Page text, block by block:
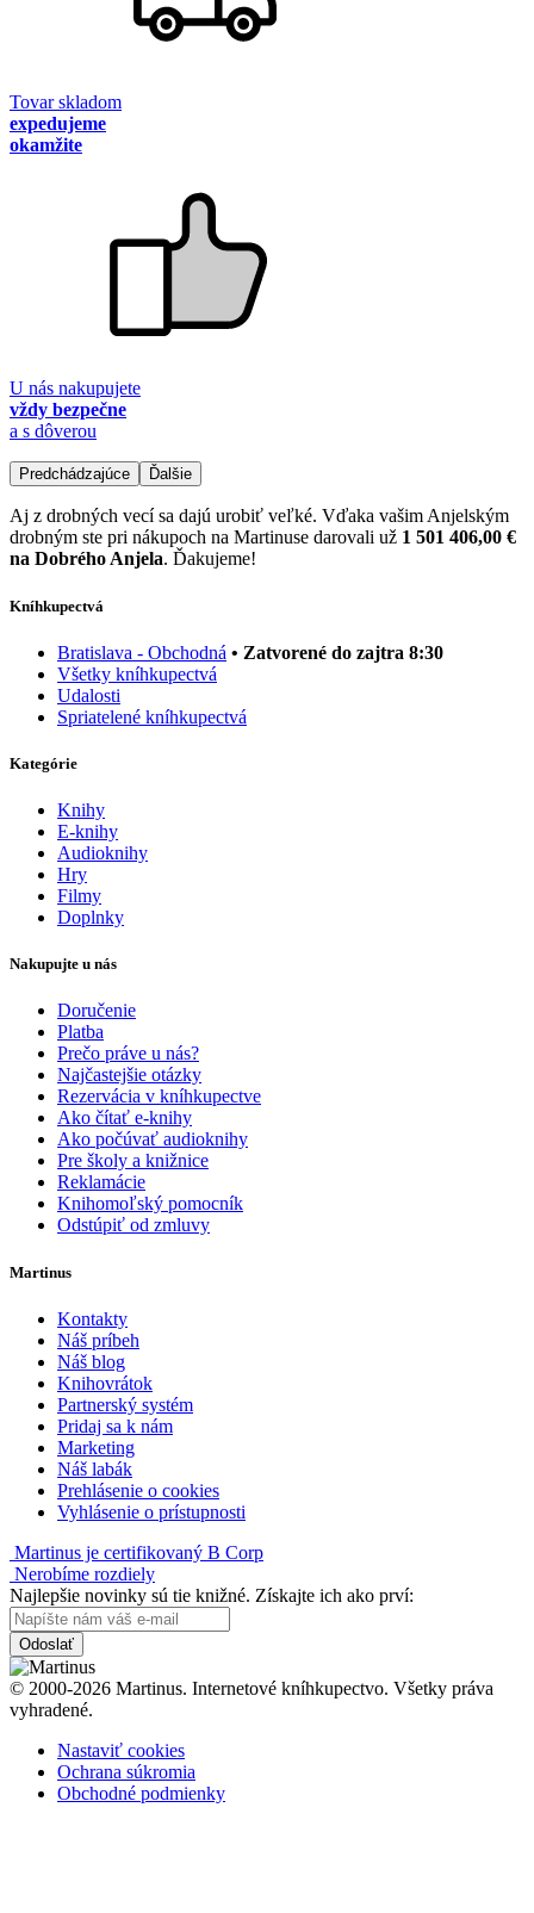
Tovar skladom
expedujeme
okamžite
U nás nakupujete
vždy bezpečne
a s dôverou
Predchádzajúce Ďalšie
Aj z drobných vecí sa dajú urobiť veľké. Vďaka vašim Anjelským
drobným ste pri nákupoch na Martinuse darovali už 1 501 406,00 €
na Dobrého Anjela. Ďakujeme!
Kníhkupectvá
Bratislava - Obchodná • Zatvorené do zajtra 8:30
Všetky kníhkupectvá
Udalosti
Spriatelené kníhkupectvá
Kategórie
Knihy
E-knihy
Audioknihy
Hry
Filmy
Doplnky
Nakupujte u nás
Doručenie
Platba
Prečo práve u nás?
Najčastejšie otázky
Rezervácia v kníhkupectve
Ako čítať e-knihy
Ako počúvať audioknihy
Pre školy a knižnice
Reklamácie
Knihomoľský pomocník
Odstúpiť od zmluvy
Martinus
Kontakty
Náš príbeh
Náš blog
Knihovrátok
Partnerský systém
Pridaj sa k nám
Marketing
Náš labák
Prehlásenie o cookies
Vyhlásenie o prístupnosti
Martinus je certifikovaný B Corp
Nerobíme rozdiely
Najlepšie novinky sú tie knižné. Získajte ich ako prví:
Odoslať
© 2000-2026 Martinus. Internetové kníhkupectvo. Všetky práva
vyhradené.
Nastaviť cookies
Ochrana súkromia
Obchodné podmienky